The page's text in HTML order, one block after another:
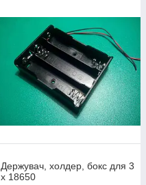
Держувач, холдер, бокс для 3
х 18650